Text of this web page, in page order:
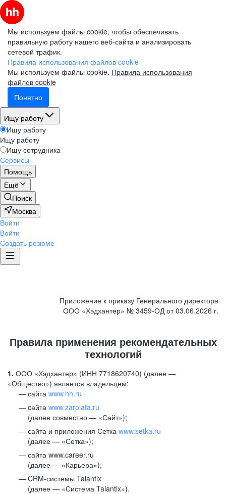
Мы используем файлы cookie, чтобы обеспечивать
правильную работу нашего веб-сайта и анализировать
сетевой трафик.
Правила использования файлов cookie
Мы используем файлы cookie. Правила использования
файлов cookie
Понятно
Ищу работу
Ищу работу
Ищу работу
Ищу сотрудника
Сервисы
Помощь
Ещё
Поиск
Москва
Войти
Войти
Создать резюме
Приложение к приказу Генерального директора
ООО «Хэдхантер» № 3459-ОД от 03.06.2026 г.
Правила применения рекомендательных
технологий
1. ООО «Хэдхантер» (ИНН 7718620740) (далее —
«Общество») является владельцем:
сайта www.hh.ru
cайта www.zarplata.ru
(далее совместно — «Сайт»);
сайта и приложения Сетка www.setka.ru
(далее — «Сетка»);
сайта www.career.ru
(далее — «Карьера»);
CRM-системы Talantix
(далее — «Система Talantix»).